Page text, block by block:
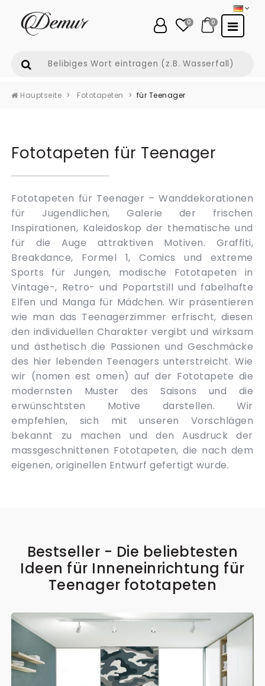
0 0
Hauptseite Fototapeten für Teenager
Fototapeten für Teenager
Fototapeten für Teenager – Wanddekorationen
für Jugendlichen, Galerie der frischen
Inspirationen, Kaleidoskop der thematische und
für die Auge attraktiven Motiven. Graffiti,
Breakdance, Formel 1, Comics und extreme
Sports für Jungen, modische Fototapeten in
Vintage-, Retro- und Popartstill und fabelhafte
Elfen und Manga für Mädchen. Wir präsentieren
wie man das Teenagerzimmer erfrischt, diesen
den individuellen Charakter vergibt und wirksam
und ästhetisch die Passionen und Geschmäcke
des hier lebenden Teenagers unterstreicht. Wie
wir (nomen est omen) auf der Fototapete die
modernsten Muster des Saisons und die
erwünschtsten Motive darstellen. Wir
empfehlen, sich mit unseren Vorschlägen
bekannt zu machen und den Ausdruck der
massgeschnittenen Fototapeten, die nach dem
eigenen, originellen Entwurf gefertigt wurde.
Bestseller - Die beliebtesten
Ideen für Inneneinrichtung für
Teenager fototapeten